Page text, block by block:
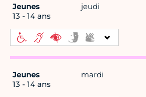
Jeunes
13 - 14 ans
jeudi
Jeunes
13 - 14 ans
mardi